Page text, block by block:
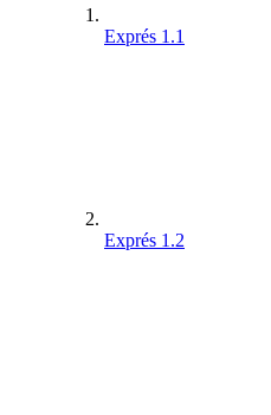
Exprés 1.1
Exprés 1.2